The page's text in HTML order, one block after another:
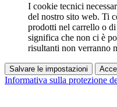
I cookie tecnici
del nostro sito web. Ti
prodotti nel carrello o
significa che non ci è
risultanti non verranno
Salvare le impostazioni
Informativa sulla protezione